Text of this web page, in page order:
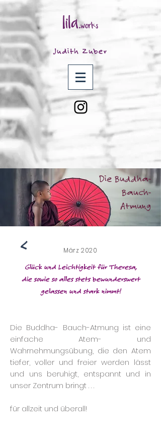
Judith Zuber
Die Buddha-
Bauch-
Atmung
März 2020
<
Glück und Leichtigkeit für Theresa,
die sowie so alles stets bewunderswert
gelassen und stark nimmt!
Die Buddha- Bauch-Atmung ist eine
einfache Atem- und
Wahrnehmungsübung, die den Atem
tiefer, voller und freier werden lässt
und uns beruhigt, entspannt und in
unser Zentrum bringt . . .
für allzeit und überall!